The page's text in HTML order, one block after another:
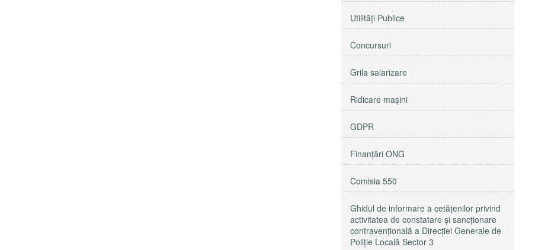
Utilităţi Publice
Concursuri
Grila salarizare
Ridicare maşini
GDPR
Finanțări ONG
Comisia 550
Ghidul de informare a cetățenilor privind
activitatea de constatare și sancționare
contravențională a Direcției Generale de
Poliție Locală Sector 3